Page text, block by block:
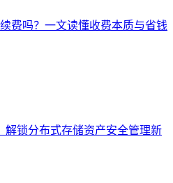
费吗？一文读懂收费本质与省钱
解锁分布式存储资产安全管理新